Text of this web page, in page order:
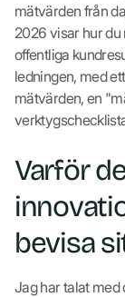
mätvärden från
2026 visar hur
offentliga
ledningen, med
mätvärden, en
Varför
bevisa
Jag har talat med